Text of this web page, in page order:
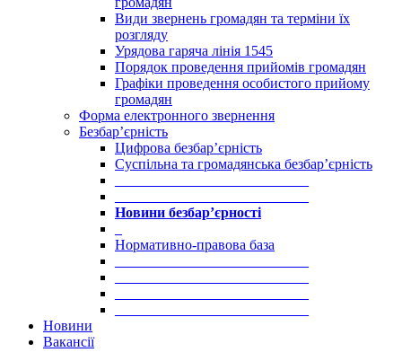
Види звернень громадян та терміни їх
розгляду
Урядова гаряча лінія 1545
Порядок проведення прийомів громадян
Графіки проведення особистого прийому
громадян
Форма електронного звернення
Безбар’єрність
Цифрова безбар’єрність
Суспільна та громадянська безбар’єрність
Новини безбар’єрності
Нормативно-правова база
Новини
Вакансії